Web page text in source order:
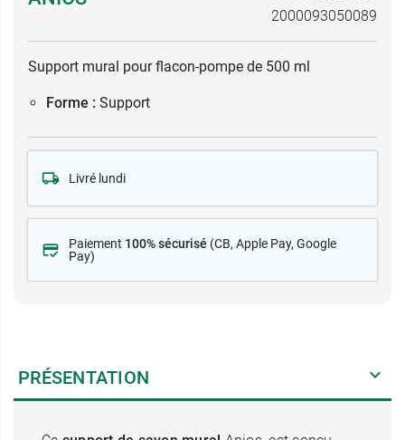
2000093050089
Support mural pour flacon-pompe de 500 ml
Forme : Support
Livré lundi
Paiement 100% sécurisé (CB, Apple Pay, Google
Pay)
PRÉSENTATION